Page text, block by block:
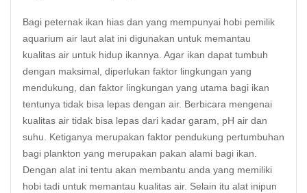
Bagi peternak ikan hias dan yang mempunyai hobi pemilik
aquarium air laut alat ini digunakan untuk memantau
kualitas air untuk hidup ikannya. Agar ikan dapat tumbuh
dengan maksimal, diperlukan faktor lingkungan yang
mendukung, dan faktor lingkungan yang utama bagi ikan
tentunya tidak bisa lepas dengan air. Berbicara mengenai
kualitas air tidak bisa lepas dari kadar garam, pH air dan
suhu. Ketiganya merupakan faktor pendukung pertumbuhan
bagi plankton yang merupakan pakan alami bagi ikan.
Dengan alat ini tentu akan membantu anda yang memiliki
hobi tadi untuk memantau kualitas air. Selain itu alat inipun